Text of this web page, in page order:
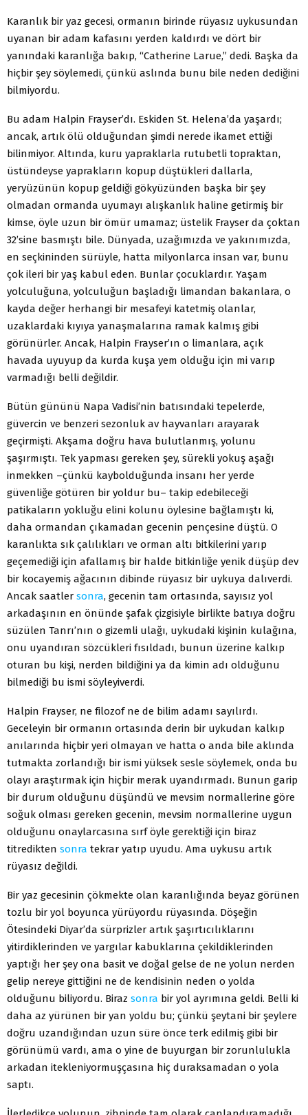
Karanlık bir yaz gecesi, ormanın birinde rüyasız uykusundan
uyanan bir adam kafasını yerden kaldırdı ve dört bir
yanındaki karanlığa bakıp, “Catherine Larue,” dedi. Başka da
hiçbir şey söylemedi, çünkü aslında bunu bile neden dediğini
bilmiyordu.
Bu adam Halpin Frayser’dı. Eskiden St. Helena’da yaşardı;
ancak, artık ölü olduğundan şimdi nerede ikamet ettiği
bilinmiyor. Altında, kuru yapraklarla rutubetli topraktan,
üstündeyse yaprakların kopup düştükleri dallarla,
yeryüzünün kopup geldiği gökyüzünden başka bir şey
olmadan ormanda uyumayı alışkanlık haline getirmiş bir
kimse, öyle uzun bir ömür umamaz; üstelik Frayser da çoktan
32’sine basmıştı bile. Dünyada, uzağımızda ve yakınımızda,
en seçkininden sürüyle, hatta milyonlarca insan var, bunu
çok ileri bir yaş kabul eden. Bunlar çocuklardır. Yaşam
yolculuğuna, yolculuğun başladığı limandan bakanlara, o
kayda değer herhangi bir mesafeyi katetmiş olanlar,
uzaklardaki kıyıya yanaşmalarına ramak kalmış gibi
görünürler. Ancak, Halpin Frayser’ın o limanlara, açık
havada uyuyup da kurda kuşa yem olduğu için mi varıp
varmadığı belli değildir.
Bütün gününü Napa Vadisi’nin batısındaki tepelerde,
güvercin ve benzeri sezonluk av hayvanları arayarak
geçirmişti. Akşama doğru hava bulutlanmış, yolunu
şaşırmıştı. Tek yapması gereken şey, sürekli yokuş aşağı
inmekken –çünkü kaybolduğunda insanı her yerde
güvenliğe götüren bir yoldur bu– takip edebileceği
patikaların yokluğu elini kolunu öylesine bağlamıştı ki,
daha ormandan çıkamadan gecenin pençesine düştü. O
karanlıkta sık çalılıkları ve orman altı bitkilerini yarıp
geçemediği için afallamış bir halde bitkinliğe yenik düşüp dev
bir kocayemiş ağacının dibinde rüyasız bir uykuya dalıverdi.
Ancak saatler sonra, gecenin tam ortasında, sayısız yol
arkadaşının en önünde şafak çizgisiyle birlikte batıya doğru
süzülen Tanrı’nın o gizemli ulağı, uykudaki kişinin kulağına,
onu uyandıran sözcükleri fısıldadı, bunun üzerine kalkıp
oturan bu kişi, nerden bildiğini ya da kimin adı olduğunu
bilmediği bu ismi söyleyiverdi.
Halpin Frayser, ne filozof ne de bilim adamı sayılırdı.
Geceleyin bir ormanın ortasında derin bir uykudan kalkıp
anılarında hiçbir yeri olmayan ve hatta o anda bile aklında
tutmakta zorlandığı bir ismi yüksek sesle söylemek, onda bu
olayı araştırmak için hiçbir merak uyandırmadı. Bunun garip
bir durum olduğunu düşündü ve mevsim normallerine göre
soğuk olması gereken gecenin, mevsim normallerine uygun
olduğunu onaylarcasına sırf öyle gerektiği için biraz
titredikten sonra tekrar yatıp uyudu. Ama uykusu artık
rüyasız değildi.
Bir yaz gecesinin çökmekte olan karanlığında beyaz görünen
tozlu bir yol boyunca yürüyordu rüyasında. Döşeğin
Ötesindeki Diyar’da sürprizler artık şaşırtıcılıklarını
yitirdiklerinden ve yargılar kabuklarına çekildiklerinden
yaptığı her şey ona basit ve doğal gelse de ne yolun nerden
gelip nereye gittiğini ne de kendisinin neden o yolda
olduğunu biliyordu. Biraz sonra bir yol ayrımına geldi. Belli ki
daha az yürünen bir yan yoldu bu; çünkü şeytani bir şeylere
doğru uzandığından uzun süre önce terk edilmiş gibi bir
görünümü vardı, ama o yine de buyurgan bir zorunlulukla
arkadan itekleniyormuşçasına hiç duraksamadan o yola
saptı.